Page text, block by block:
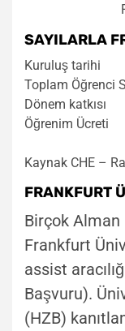
SAYILARLA
Kuruluş tarihi
Toplam Öğrenci
Dönem katkısı
Öğrenim Ücreti
Kaynak CHE –
FRANKFURT
Birçok
Frankfurt
assist
Başvuru).
(HZB)